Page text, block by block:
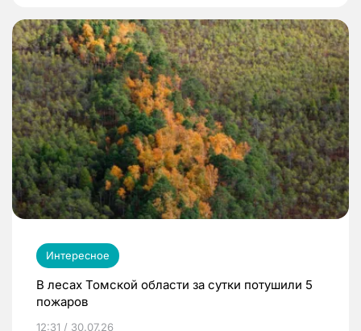
Интересное
В лесах Томской области за сутки потушили 5
пожаров
12:31 / 30.07.26